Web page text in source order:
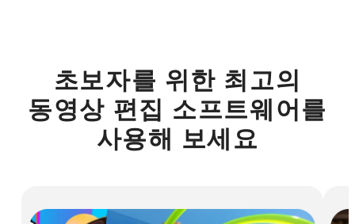
초보자를 위한 최고의
동영상 편집 소프트웨어를
사용해 보세요